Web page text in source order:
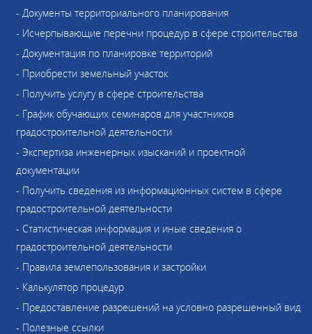
- Документы территориального планирования
- Исчерпывающие перечни процедур в сфере строительства
- Документация по планировке территорий
- Приобрести земельный участок
- Получить услугу в сфере строительства
- График обучающих семинаров для участников
градостроительной деятельности
- Экспертиза инженерных изысканий и проектной
документации
- Получить сведения из информационных систем в сфере
градостроительной деятельности
- Статистическая информация и иные сведения о
градостроительной деятельности
- Правила землепользования и застройки
- Калькулятор процедур
- Предоставление разрешений на условно разрешенный вид
- Полезные ссылки